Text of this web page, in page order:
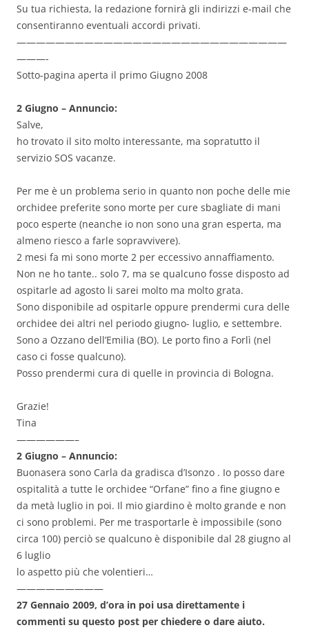
Su tua richiesta, la redazione fornirà gli indirizzi e-mail che
consentiranno eventuali accordi privati.
————————————————————————————
———-
Sotto-pagina aperta il primo Giugno 2008
2 Giugno – Annuncio:
Salve,
ho trovato il sito molto interessante, ma sopratutto il
servizio SOS vacanze.
Per me è un problema serio in quanto non poche delle mie
orchidee preferite sono morte per cure sbagliate di mani
poco esperte (neanche io non sono una gran esperta, ma
almeno riesco a farle sopravvivere).
2 mesi fa mi sono morte 2 per eccessivo annaffiamento.
Non ne ho tante.. solo 7, ma se qualcuno fosse disposto ad
ospitarle ad agosto li sarei molto ma molto grata.
Sono disponibile ad ospitarle oppure prendermi cura delle
orchidee dei altri nel periodo giugno- luglio, e settembre.
Sono a Ozzano dell’Emilia (BO). Le porto fino a Forlì (nel
caso ci fosse qualcuno).
Posso prendermi cura di quelle in provincia di Bologna.
Grazie!
Tina
——————–
2 Giugno – Annuncio:
Buonasera sono Carla da gradisca d’Isonzo . Io posso dare
ospitalità a tutte le orchidee “Orfane” fino a fine giugno e
da metà luglio in poi. Il mio giardino è molto grande e non
ci sono problemi. Per me trasportarle è impossibile (sono
circa 100) perciò se qualcuno è disponibile dal 28 giugno al
6 luglio
lo aspetto più che volentieri…
—————————
27 Gennaio 2009, d’ora in poi usa direttamente i
commenti su questo post per chiedere o dare aiuto.